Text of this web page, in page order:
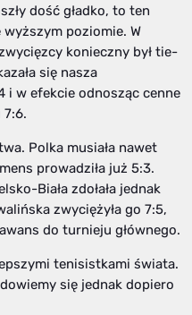
dość gładko, to ten
poziomie. W
konieczny był tie-
się nasza
i w efekcie odnosząc cenne
Polka musiała nawet
prowadziła już 5:3.
Biała zdołała jednak
zwyciężyła go 7:5,
do turnieju głównego.
tenisistkami świata.
się jednak dopiero